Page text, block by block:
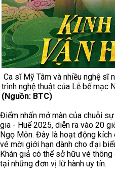
Ca sĩ Mỹ Tâm và nhiều nghệ sĩ
trình nghệ thuật của Lễ bế mạc
(Nguồn: BTC)
Điểm nhấn mở màn của chuỗi
gia - Huế 2025, diễn ra vào 20
Ngọ Môn. Đây là hoạt động
vé mời giới hạn dành cho đại
Khán giả có thể sở hữu vé
tại những đơn vị lữ hành uy tín.